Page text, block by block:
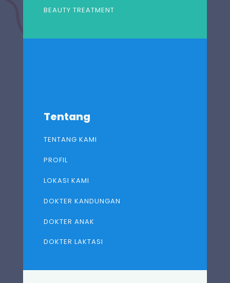
BEAUTY TREATMENT
Tentang
TENTANG KAMI
PROFIL
LOKASI KAMI
DOKTER KANDUNGAN
DOKTER ANAK
DOKTER LAKTASI